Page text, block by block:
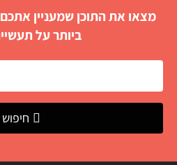
מצאו את התוכן שמעניין
ביותר על
חיפוש